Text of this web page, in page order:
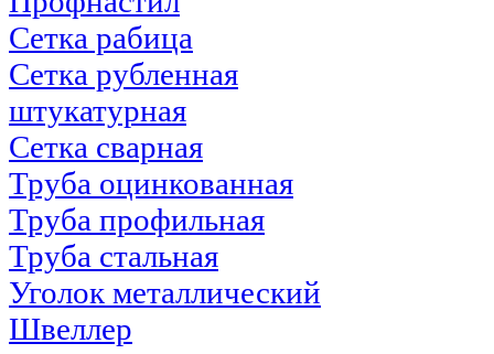
Сетка рабица
Сетка рубленная
штукатурная
Сетка сварная
Труба оцинкованная
Труба профильная
Труба стальная
Уголок металлический
Швеллер